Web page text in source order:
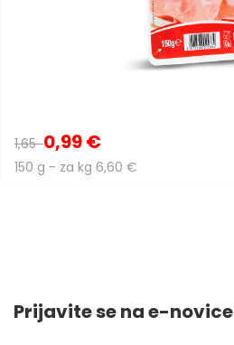
1,650,99 €
150 g - za kg 6,60 €
Prijavite se na e-novice